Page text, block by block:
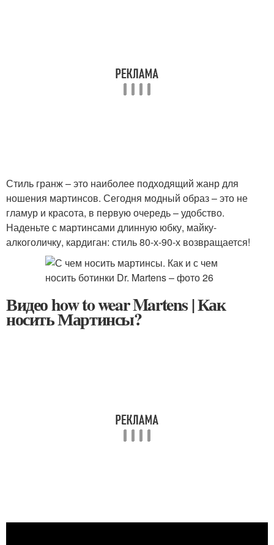
Стиль гранж – это наиболее подходящий жанр для
ношения мартинсов. Сегодня модный образ – это не
гламур и красота, в первую очередь – удобство.
Наденьте с мартинсами длинную юбку, майку-
алкоголичку, кардиган: стиль 80-х-90-х возвращается!
Видео how to wear Martens | Как
носить Мартинсы?